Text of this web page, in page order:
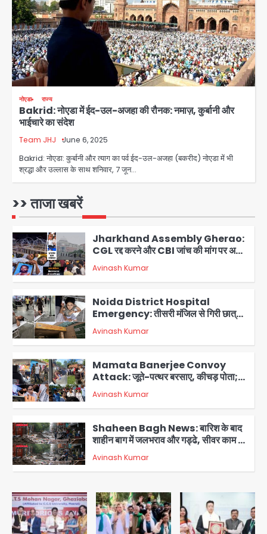
नोएडा राज्य
Bakrid: नोएडा में ईद-उल-अजहा की रौनक: नमाज़, कुर्बानी और
भाईचारे का संदेश
Team JHJ June 6, 2025
Bakrid: नोएडा: कुर्बानी और त्याग का पर्व ईद-उल-अजहा (बकरीद) नोएडा में भी
श्रद्धा और उल्लास के साथ शनिवार, 7 जून…
>> ताजा खबरें
3
को नहीं मिला इलाज, प्राइवेट अस्पताल में भर्ती
Avinash Kumar
4
Mamata Banerjee Convoy
Attack: जूते-पत्थर बरसाए, कीचड़ पोता;
बोलीं- ‘माथा फट जाता’
Avinash Kumar
Shaheen Bagh News: बारिश के बाद
लोग परेशान
Avinash Kumar
1
Second Monday of Sawan: सावन
2
Jharkhand Assembly Gherao:
CGL रद्द करने और CBI जांच की मांग पर अड़े
छात्र, वाटर कैनन और बैरिकेडिंग तैनात
Avinash Kumar
3
Noida District Hospital
Emergency: तीसरी मंजिल से गिरी छात्रा
को नहीं मिला इलाज, प्राइवेट अस्पताल में भर्ती
Avinash Kumar
4
Mamata Banerjee Convoy
Attack: जूते-पत्थर बरसाए, कीचड़ पोता;
बोलीं- ‘माथा फट जाता’
Avinash Kumar
5
Shaheen Bagh News: बारिश के बाद
शाहीन बाग में जलभराव और गड्ढे, सीवर काम से
लोग परेशान
Avinash Kumar
1
Second Monday of Sawan: सावन
के दूसरे सोमवार पर शिवालयों में आस्था का
सैलाब
Avinash Kumar